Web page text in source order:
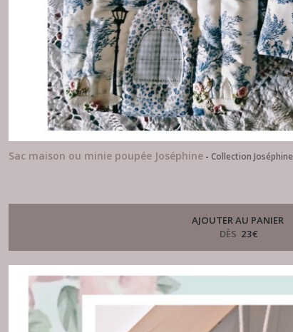
Sac maison ou minie poupée Joséphine - Collection Joséphine
AJOUTER AU PANIER
DÈS 23€